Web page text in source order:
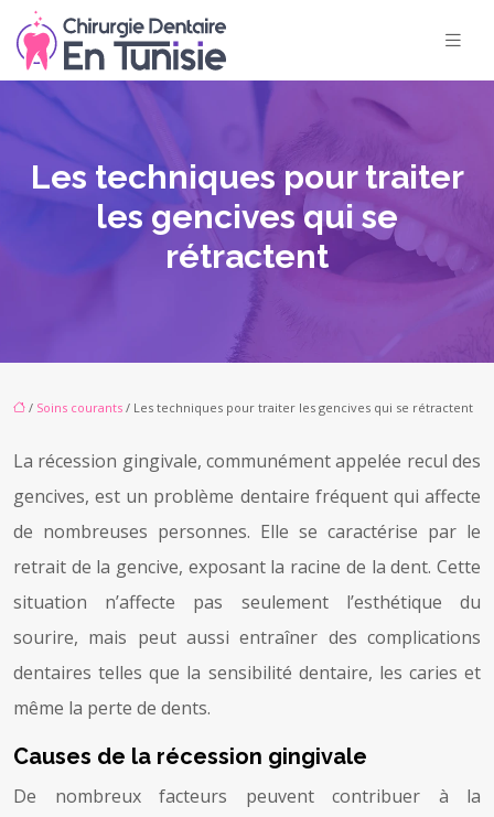
Les techniques pour traiter
les gencives qui se
rétractent
/ Soins courants / Les techniques pour traiter les gencives qui se rétractent
La récession gingivale, communément appelée recul des
gencives, est un problème dentaire fréquent qui affecte
de nombreuses personnes. Elle se caractérise par le
retrait de la gencive, exposant la racine de la dent. Cette
situation n’affecte pas seulement l’esthétique du
sourire, mais peut aussi entraîner des complications
dentaires telles que la sensibilité dentaire, les caries et
même la perte de dents.
Causes de la récession gingivale
De nombreux facteurs peuvent contribuer à la